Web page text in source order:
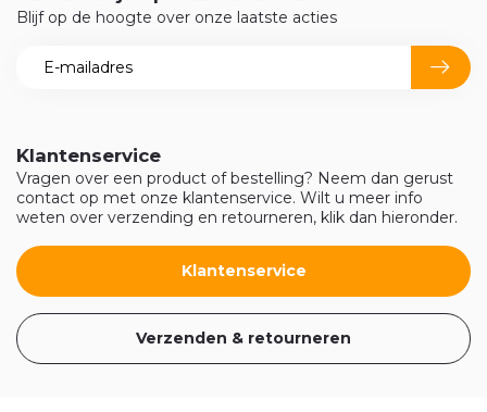
Klantenservice
Vragen over een product of bestelling? Neem dan gerust
contact op met onze klantenservice. Wilt u meer info
weten over verzending en retourneren, klik dan hieronder.
Klantenservice
Verzenden & retourneren
Blijf op de hoogte over onze laatste acties